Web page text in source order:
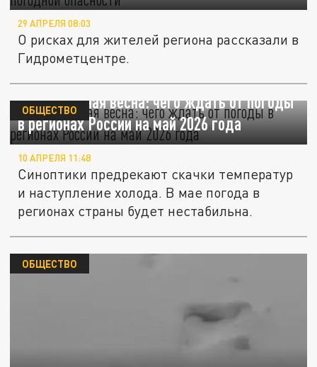
29 АПРЕЛЯ 08:03
О рисках для жителей региона рассказали в
Гидрометцентре.
Нестабильная весна: чего ждать от погоды
в регионах России на май 2026 года
ОБЩЕСТВО
10 АПРЕЛЯ 11:48
Синоптики предрекают скачки температур
и наступление холода. В мае погода в
регионах страны будет нестабильна.
ОБЩЕСТВО